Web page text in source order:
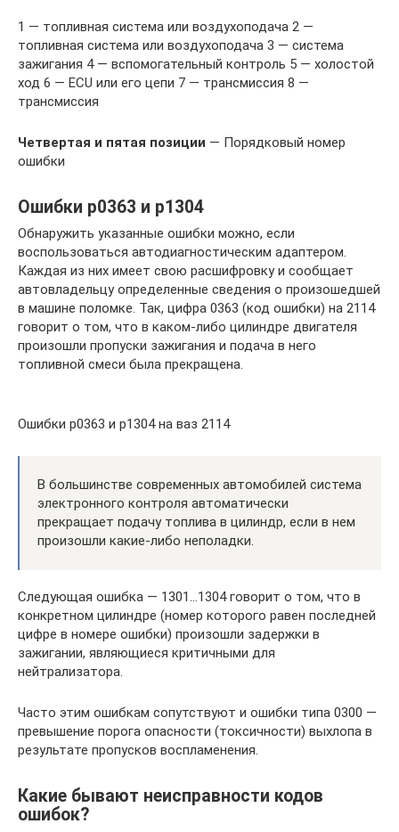
1 — топливная система или воздухоподача 2 —
топливная система или воздухоподача 3 — система
зажигания 4 — вспомогательный контроль 5 — холостой
ход 6 — ECU или его цепи 7 — трансмиссия 8 —
трансмиссия
Четвертая и пятая позиции — Порядковый номер
ошибки
Ошибки p0363 и р1304
Обнаружить указанные ошибки можно, если
воспользоваться автодиагностическим адаптером.
Каждая из них имеет свою расшифровку и сообщает
автовладельцу определенные сведения о произошедшей
в машине поломке. Так, цифра 0363 (код ошибки) на 2114
говорит о том, что в каком-либо цилиндре двигателя
произошли пропуски зажигания и подача в него
топливной смеси была прекращена.
Ошибки p0363 и р1304 на ваз 2114
В большинстве современных автомобилей система
электронного контроля автоматически
прекращает подачу топлива в цилиндр, если в нем
произошли какие-либо неполадки.
Следующая ошибка — 1301…1304 говорит о том, что в
конкретном цилиндре (номер которого равен последней
цифре в номере ошибки) произошли задержки в
зажигании, являющиеся критичными для
нейтрализатора.
Часто этим ошибкам сопутствуют и ошибки типа 0300 —
превышение порога опасности (токсичности) выхлопа в
результате пропусков воспламенения.
Какие бывают неисправности кодов
ошибок?